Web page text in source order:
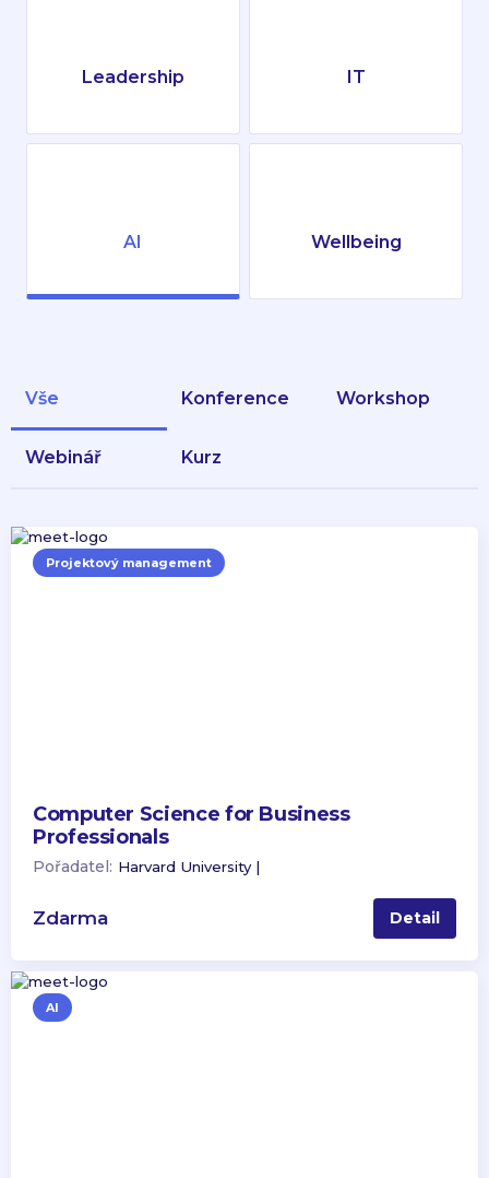
Leadership IT
AI Wellbeing
Vše konference workshop
webinář kurz
Computer Science for Business
Professionals
Projektový management
Pořadatel: Harvard University |
Zdarma Detail
AI